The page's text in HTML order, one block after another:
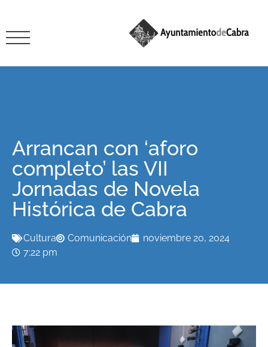
Arrancan con ‘aforo
completo’ las VII
Jornadas de Novela
Histórica de Cabra
Cultura Comunicación
noviembre 20, 2024
7:22 pm